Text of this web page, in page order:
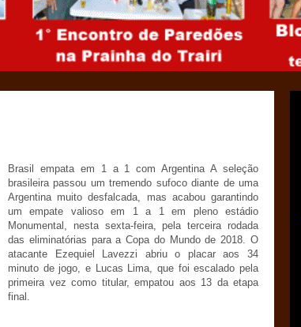
Brasil empata em 1 a 1 com Argentina A seleção
brasileira passou um tremendo sufoco diante de uma
Argentina muito desfalcada, mas acabou garantindo
um empate valioso em 1 a 1 em pleno estádio
Monumental, nesta sexta-feira, pela terceira rodada
das eliminatórias para a Copa do Mundo de 2018. O
atacante Ezequiel Lavezzi abriu o placar aos 34
minuto de jogo, e Lucas Lima, que foi escalado pela
primeira vez como titular, empatou aos 13 da etapa
final.